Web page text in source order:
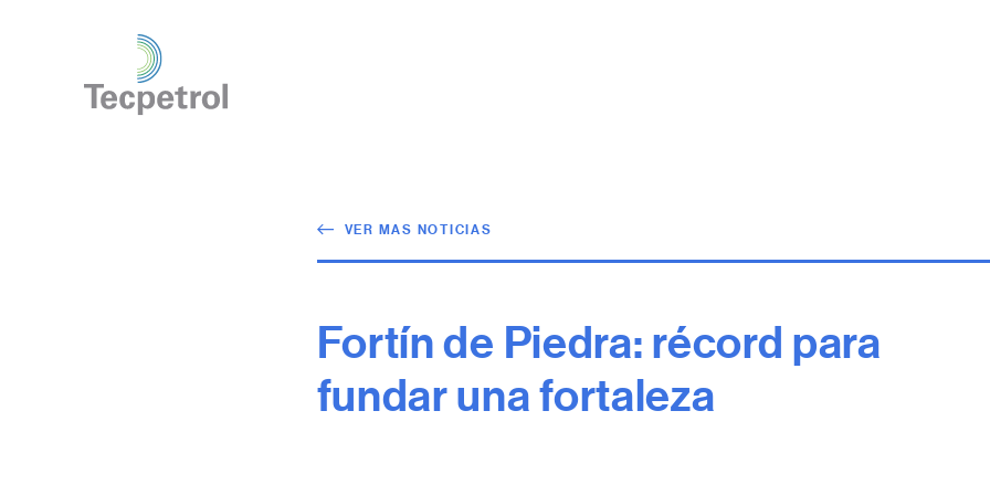
VER MAS NOTICIAS
Fortín de Piedra: récord para
fundar una fortaleza